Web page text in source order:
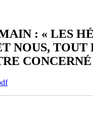
: « LES
NOUS, TOUT
CONCERNÉ